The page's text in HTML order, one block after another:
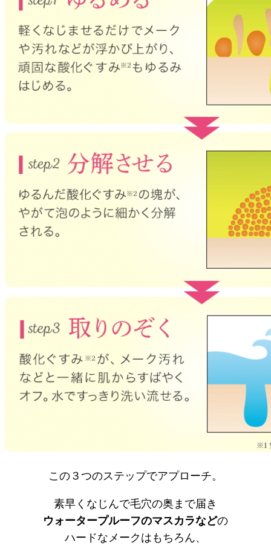
この３つのステップでアプローチ。
素早くなじんで毛穴の奥まで届き
ウォータープルーフのマスカラなどの
ハードなメークはもちろん、